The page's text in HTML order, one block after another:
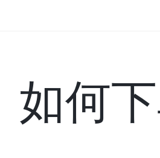
如何